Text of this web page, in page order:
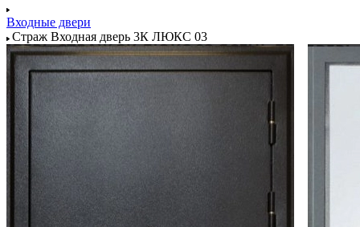
Входные двери
Страж Входная дверь 3К ЛЮКС 03